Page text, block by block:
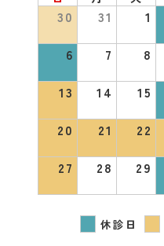
30 31 1
6
7 8
13
14 15
20
21 22
27
28 29
休診日